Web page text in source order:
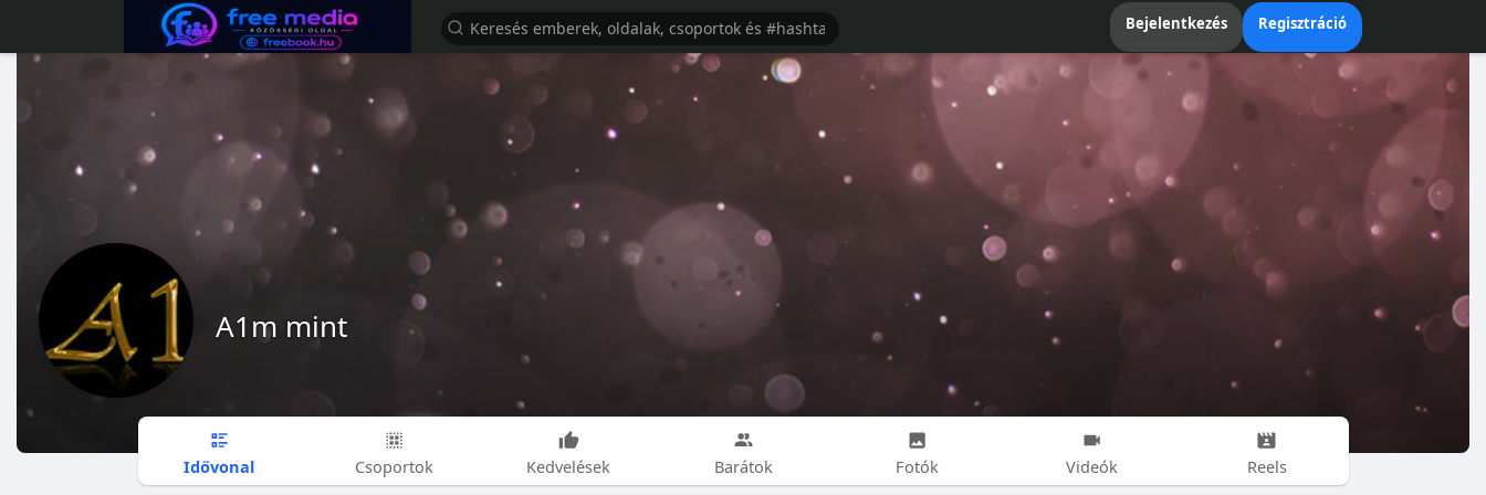
Bejelentkezés Regisztráció
A1m mint
Idővonal Csoportok Kedvelések Barátok Fotók Videók Reels